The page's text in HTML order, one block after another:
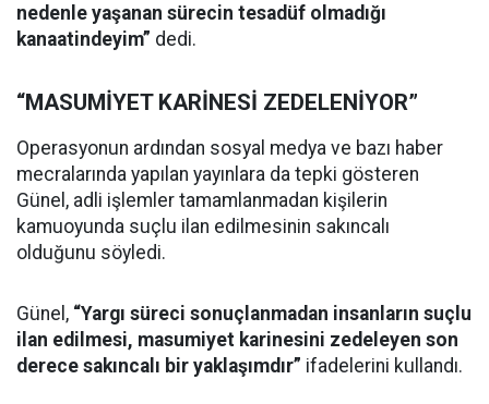
nedenle yaşanan sürecin tesadüf olmadığı
kanaatindeyim” dedi.
“MASUMİYET KARİNESİ ZEDELENİYOR”
Operasyonun ardından sosyal medya ve bazı haber
mecralarında yapılan yayınlara da tepki gösteren
Günel, adli işlemler tamamlanmadan kişilerin
kamuoyunda suçlu ilan edilmesinin sakıncalı
olduğunu söyledi.
Günel, “Yargı süreci sonuçlanmadan insanların suçlu
ilan edilmesi, masumiyet karinesini zedeleyen son
derece sakıncalı bir yaklaşımdır” ifadelerini kullandı.